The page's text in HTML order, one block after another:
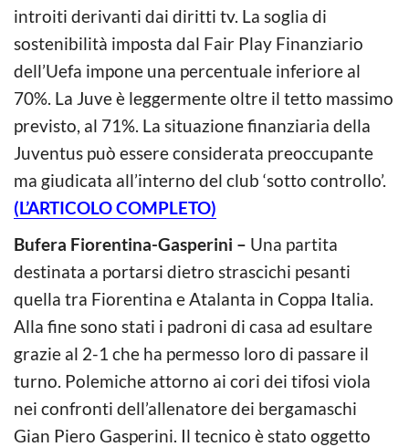
introiti derivanti dai diritti tv. La soglia di
sostenibilità imposta dal Fair Play Finanziario
dell’Uefa impone una percentuale inferiore al
70%. La Juve è leggermente oltre il tetto massimo
previsto, al 71%. La situazione finanziaria della
Juventus può essere considerata preoccupante
ma giudicata all’interno del club ‘sotto controllo’.
(L’ARTICOLO COMPLETO)
Bufera Fiorentina-Gasperini – Una partita
destinata a portarsi dietro strascichi pesanti
quella tra Fiorentina e Atalanta in Coppa Italia.
Alla fine sono stati i padroni di casa ad esultare
grazie al 2-1 che ha permesso loro di passare il
turno. Polemiche attorno ai cori dei tifosi viola
nei confronti dell’allenatore dei bergamaschi
Gian Piero Gasperini. Il tecnico è stato oggetto